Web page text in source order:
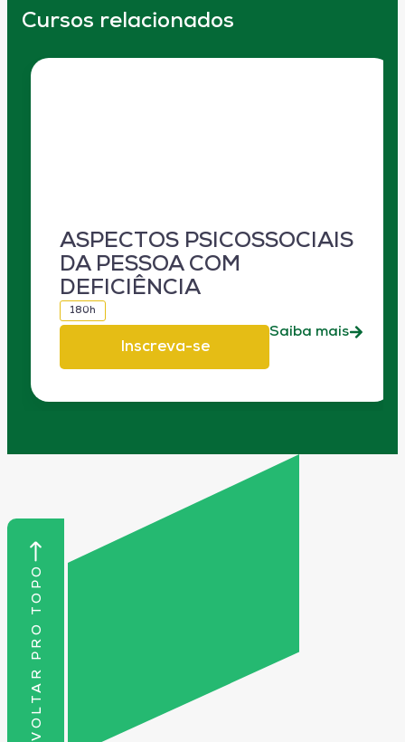
Cursos relacionados
ASPECTOS PSICOSSOCIAIS
DA PESSOA COM
DEFICIÊNCIA
180h
Inscreva-se
Saiba mais
VOLTAR PRO TOPO